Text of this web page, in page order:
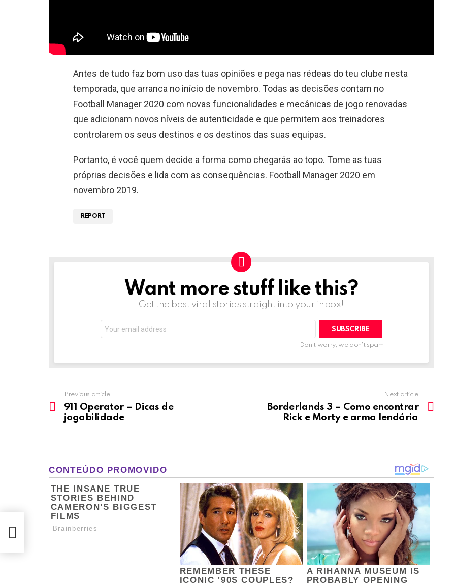
Antes de tudo faz bom uso das tuas opiniões e pega nas rédeas do teu clube nesta
temporada, que arranca no início de novembro. Todas as decisões contam no
Football Manager 2020 com novas funcionalidades e mecânicas de jogo renovadas
que adicionam novos níveis de autenticidade e que permitem aos treinadores
controlarem os seus destinos e os destinos das suas equipas.
Portanto, é você quem decide a forma como chegarás ao topo. Tome as tuas
próprias decisões e lida com as consequências. Football Manager 2020 em
novembro 2019.
REPORT
NEWSLETTERWant more stuff like this?
Get the best viral stories straight into your inbox!
address:
Don't worry, we don't spam
more
Previous article
911 Operator – Dicas de
jogabilidade
Next article
Borderlands 3 – Como encontrar
Rick e Morty e arma lendária